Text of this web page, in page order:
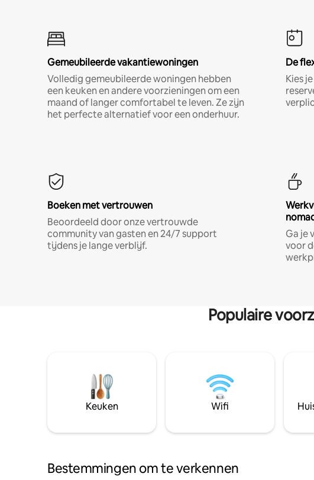
Gemeubileerde vakantiewoningen
Volledig gemeubileerde woningen hebben
een keuken en andere voorzieningen om een
maand of langer comfortabel te leven. Ze zijn
het perfecte alternatief voor een onderhuur.
De
Kies
Boeken met vertrouwen
Beoordeeld door onze vertrouwde
community van gasten en 24/7 support
tijdens je lange verblijf.
Ga je
voor
Populaire
Keuken Wifi
Bestemmingen om te verkennen